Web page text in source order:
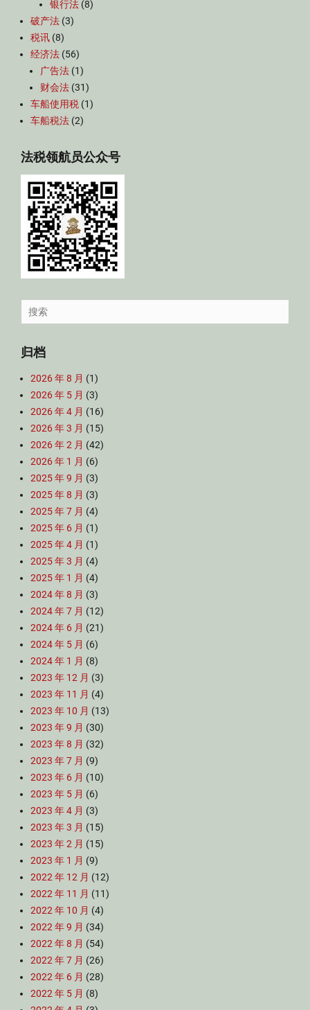
银行法 (8)
破产法 (3)
税讯 (8)
经济法 (56)
广告法 (1)
财会法 (31)
车船使用税 (1)
车船税法 (2)
法税领航员公众号
Search
for:
归档
2026 年 8 月 (1)
2026 年 5 月 (3)
2026 年 4 月 (16)
2026 年 3 月 (15)
2026 年 2 月 (42)
2026 年 1 月 (6)
2025 年 9 月 (3)
2025 年 8 月 (3)
2025 年 7 月 (4)
2025 年 6 月 (1)
2025 年 4 月 (1)
2025 年 3 月 (4)
2025 年 1 月 (4)
2024 年 8 月 (3)
2024 年 7 月 (12)
2024 年 6 月 (21)
2024 年 5 月 (6)
2024 年 1 月 (8)
2023 年 12 月 (3)
2023 年 11 月 (4)
2023 年 10 月 (13)
2023 年 9 月 (30)
2023 年 8 月 (32)
2023 年 7 月 (9)
2023 年 6 月 (10)
2023 年 5 月 (6)
2023 年 4 月 (3)
2023 年 3 月 (15)
2023 年 2 月 (15)
2023 年 1 月 (9)
2022 年 12 月 (12)
2022 年 11 月 (11)
2022 年 10 月 (4)
2022 年 9 月 (34)
2022 年 8 月 (54)
2022 年 7 月 (26)
2022 年 6 月 (28)
2022 年 5 月 (8)